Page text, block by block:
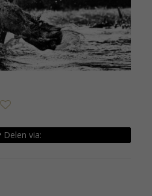
Delen via: